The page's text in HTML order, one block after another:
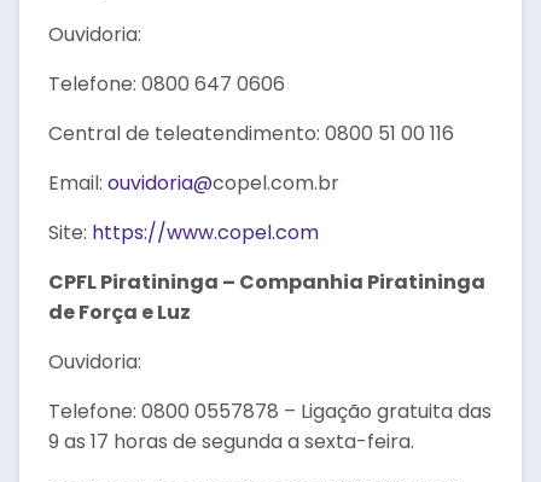
Ouvidoria:
Telefone: 0800 647 0606
Central de teleatendimento: 0800 51 00 116
Email: ouvidoria@copel.com.br
Site: https://www.copel.com
CPFL Piratininga – Companhia Piratininga
de Força e Luz
Ouvidoria:
Telefone: 0800 0557878 – Ligação gratuita das
9 as 17 horas de segunda a sexta-feira.